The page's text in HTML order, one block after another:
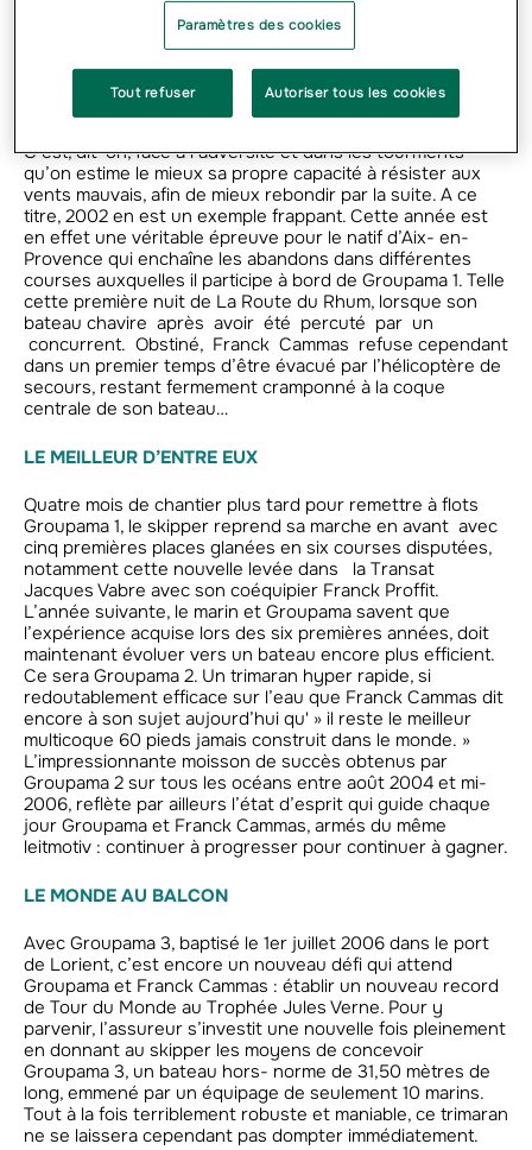
fruits avec un nouveau titre en ORMA et surtout une
victoire mémorable car pleine de rebondissements à la
Transat Jacques Vabre.
A VAINCRE SANS PÉRIL…
C’est, dit-on, face à l’adversité et dans les tourments
qu’on estime le mieux sa propre capacité à résister aux
vents mauvais, afin de mieux rebondir par la suite. A ce
titre, 2002 en est un exemple frappant. Cette année est
en effet une véritable épreuve pour le natif d’Aix- en-
Provence qui enchaîne les abandons dans différentes
courses auxquelles il participe à bord de Groupama 1. Telle
cette première nuit de La Route du Rhum, lorsque son
bateau chavire après avoir été percuté par un
concurrent. Obstiné, Franck Cammas refuse cependant
dans un premier temps d’être évacué par l’hélicoptère de
secours, restant fermement cramponné à la coque
centrale de son bateau…
LE MEILLEUR D’ENTRE EUX
Quatre mois de chantier plus tard pour remettre à flots
Groupama 1, le skipper reprend sa marche en avant avec
cinq premières places glanées en six courses disputées,
notamment cette nouvelle levée dans la Transat
Jacques Vabre avec son coéquipier Franck Proffit.
L’année suivante, le marin et Groupama savent que
l’expérience acquise lors des six premières années, doit
maintenant évoluer vers un bateau encore plus efficient.
Ce sera Groupama 2. Un trimaran hyper rapide, si
redoutablement efficace sur l’eau que Franck Cammas dit
encore à son sujet aujourd’hui qu' » il reste le meilleur
multicoque 60 pieds jamais construit dans le monde. »
L’impressionnante moisson de succès obtenus par
Groupama 2 sur tous les océans entre août 2004 et mi-
2006, reflète par ailleurs l’état d’esprit qui guide chaque
jour Groupama et Franck Cammas, armés du même
leitmotiv : continuer à progresser pour continuer à gagner.
LE MONDE AU BALCON
Avec Groupama 3, baptisé le 1er juillet 2006 dans le port
de Lorient, c’est encore un nouveau défi qui attend
Groupama et Franck Cammas : établir un nouveau record
de Tour du Monde au Trophée Jules Verne. Pour y
parvenir, l’assureur s’investit une nouvelle fois pleinement
en donnant au skipper les moyens de concevoir
Groupama 3, un bateau hors- norme de 31,50 mètres de
long, emmené par un équipage de seulement 10 marins.
Tout à la fois terriblement robuste et maniable, ce trimaran
ne se laissera cependant pas dompter immédiatement.
Paramètres des cookies
Tout refuser Autoriser tous les cookies